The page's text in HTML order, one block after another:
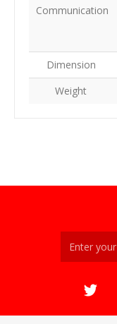
Communication
Dimension
Weight